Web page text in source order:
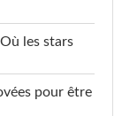
les stars
pour être